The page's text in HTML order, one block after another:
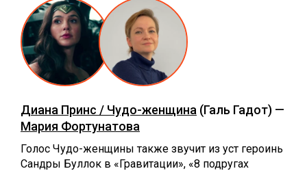
Диана Принс / Чудо-женщина (Галь Гадот) —
Мария Фортунатова
Голос Чудо-женщины также звучит из уст героинь
Сандры Буллок в «Гравитации», «8 подругах